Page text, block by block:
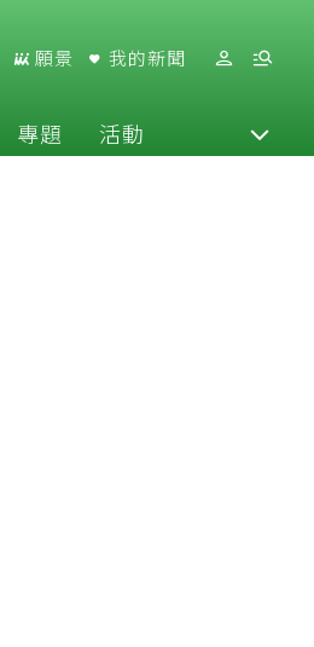
願景 我的新聞
專題 活動